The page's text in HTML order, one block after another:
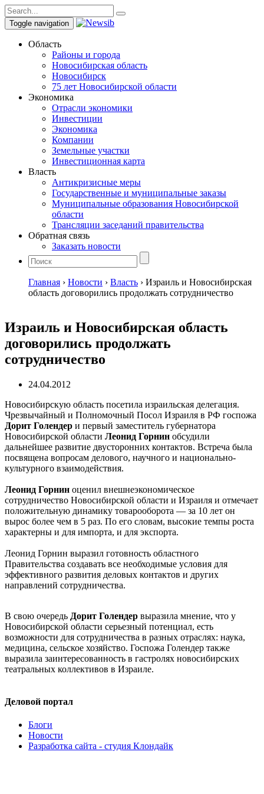
Toggle navigation
Область
Районы и города
Новосибирская область
Новосибирск
75 лет Новосибирской области
Экономика
Отрасли экономики
Инвестиции
Экономика
Компании
Земельные участки
Инвестиционная карта
Власть
Антикризисные меры
Государственные и муниципальные заказы
Муниципальные образования Новосибирской
области
Трансляции заседаний правительства
Обратная связь
Заказать новости
Главная › Новости › Власть › Израиль и Новосибирская
область договорились продолжать сотрудничество
Израиль и Новосибирская область
договорились продолжать
сотрудничество
24.04.2012
Новосибирскую область посетила израильская делегация.
Чрезвычайный и Полномочный Посол Израиля в РФ госпожа
Дорит Голендер и первый заместитель губернатора
Новосибирской области Леонид Горнин обсудили
дальнейшее развитие двусторонних контактов. Встреча была
посвящена вопросам делового, научного и национально-
культурного взаимодействия.
Леонид Горнин оценил внешнеэкономическое
сотрудничество Новосибирской области и Израиля и отмечает
положительную динамику товарооборота — за 10 лет он
вырос более чем в 5 раз. По его словам, высокие темпы роста
характерны и для импорта, и для экспорта.
Леонид Горнин выразил готовность областного
Правительства создавать все необходимые условия для
эффективного развития деловых контактов и других
направлений сотрудничества.
В свою очередь Дорит Голендер выразила мнение, что у
Новосибирской области серьезный потенциал, есть
возможности для сотрудничества в разных отраслях: наука,
медицина, сельское хозяйство. Госпожа Голендер также
выразила заинтересованность в гастролях новосибирских
театральных коллективов в Израиле.
Деловой портал
Блоги
Новости
Разработка сайта - студия Клондайк